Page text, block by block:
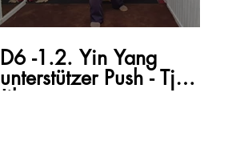
D6 -1.2. Yin Yang
unterstützer Push - Tj
Jibengong